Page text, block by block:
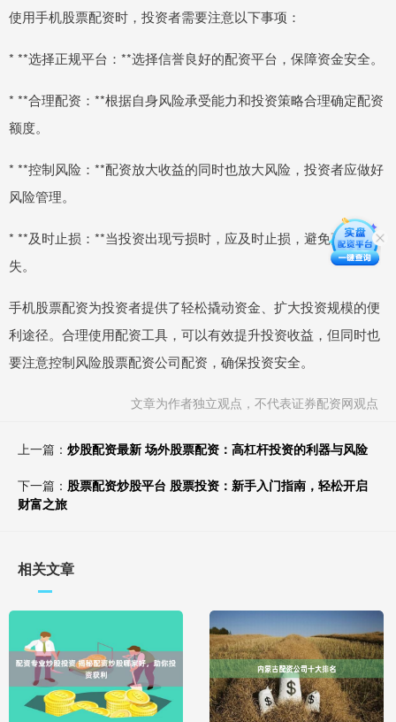
使用手机股票配资时，投资者需要注意以下事项：
* **选择正规平台：**选择信誉良好的配资平台，保障资金安全。
* **合理配资：**根据自身风险承受能力和投资策略合理确定配资
额度。
* **控制风险：**配资放大收益的同时也放大风险，投资者应做好
风险管理。
* **及时止损：**当投资出现亏损时，应及时止损，避免更大的损
失。
手机股票配资为投资者提供了轻松撬动资金、扩大投资规模的便
利途径。合理使用配资工具，可以有效提升投资收益，但同时也
要注意控制风险股票配资公司配资，确保投资安全。
文章为作者独立观点，不代表证券配资网观点
上一篇： 炒股配资最新 场外股票配资：高杠杆投资的利器与风险
下一篇： 股票配资炒股平台 股票投资：新手入门指南，轻松开启
财富之旅
相关文章